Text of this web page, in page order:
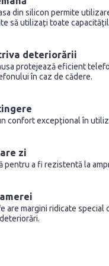
din silicon permite
să utilizați toate
deteriorării
protejează eficient
în caz de cădere.
confort excepțional în
zi
a fi rezistentă la
are margini ridicate